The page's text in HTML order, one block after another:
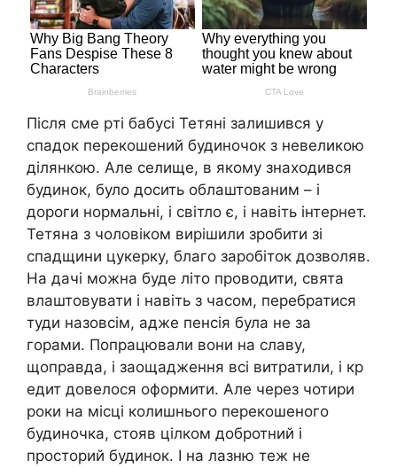
Після сме pті бабусі Тетяні залишився у
спадок перекошений будиночок з невеликою
ділянкою. Але селище, в якому знаходився
будинок, було досить облаштованим – і
дороги нормальні, і світло є, і навіть інтернет.
Тетяна з чоловіком вирішили зробити зі
спадщини цукерку, благо заробіток дозволяв.
На дачі можна буде літо проводити, свята
влаштовувати і навіть з часом, перебратися
туди назовсім, адже пенсія була не за
горами. Попрацювали вони на славу,
щоправда, і заощадження всі витратили, і кp
eдит довелося оформити. Але через чотири
роки на місці колишнього перекошеного
будиночка, стояв цілком добротний і
просторий будинок. І на лазню теж не